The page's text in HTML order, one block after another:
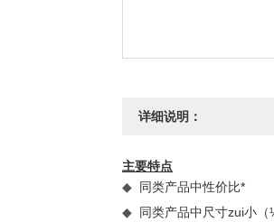
详细说明：
主要特点
◆ 同类产品中性价比*
◆ 同类产品中尺寸zui小